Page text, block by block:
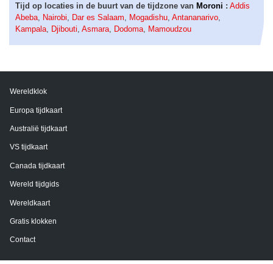
Tijd op locaties in de buurt van de tijdzone van Moroni : Addis
Abeba Nairobi Dar es Salaam Mogadishu Antananarivo
Kampala Djibouti Asmara Dodoma Mamoudzou
Wereldklok
Europa tijdkaart
Australië tijdkaart
VS tijdkaart
Canada tijdkaart
Wereld tijdgids
Wereldkaart
Gratis klokken
Contact